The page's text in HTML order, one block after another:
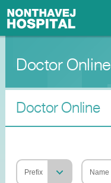
Doctor Online
Doctor Online